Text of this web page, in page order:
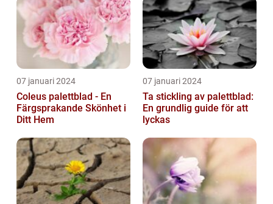
07 januari 2024
Coleus palettblad - En
Färgsprakande Skönhet i
Ditt Hem
07 januari 2024
Ta stickling av palettblad:
En grundlig guide för att
lyckas